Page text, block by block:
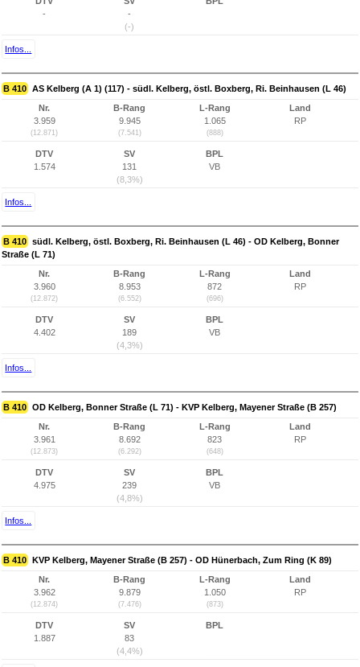
-
-
(-)
Infos...
B 410 AS Kelberg (A 1) (117) - südl. Kelberg, östl. Boxberg, Ri. Beinhausen (L 46)
Nr.
3.959
(12.871)
B-Rang
9.945
(7.541)
L-Rang
1.065
(888)
Land
RP
DTV
1.574
SV
131
(8,3%)
BPL
VB
Infos...
B 410 südl. Kelberg, östl. Boxberg, Ri. Beinhausen (L 46) - OD Kelberg, Bonner
Straße (L 71)
Nr.
3.960
(12.872)
B-Rang
8.953
(6.552)
L-Rang
872
(696)
Land
RP
DTV
4.402
SV
189
(4,3%)
BPL
VB
Infos...
B 410 OD Kelberg, Bonner Straße (L 71) - KVP Kelberg, Mayener Straße (B 257)
Nr.
3.961
(12.873)
B-Rang
8.692
(6.292)
L-Rang
823
(648)
Land
RP
DTV
4.975
SV
239
(4,8%)
BPL
VB
Infos...
B 410 KVP Kelberg, Mayener Straße (B 257) - OD Hünerbach, Zum Ring (K 89)
Nr.
3.962
(12.874)
B-Rang
9.879
(7.476)
L-Rang
1.050
(873)
Land
RP
DTV
1.887
SV
83
(4,4%)
BPL